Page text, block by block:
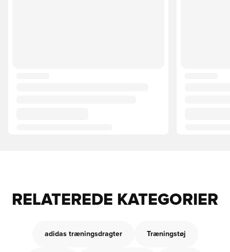
RELATEREDE KATEGORIER
adidas træningsdragter Træningstøj